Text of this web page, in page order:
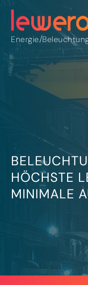
Energie/
HÖCHSTE
MINIMALE